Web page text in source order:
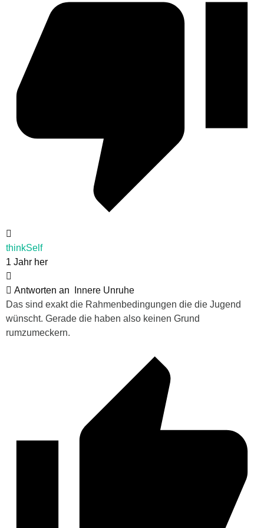
thinkSelf
1 Jahr her
Antworten an
Innere Unruhe
Das sind exakt die Rahmenbedingungen die die Jugend
wünscht. Gerade die haben also keinen Grund
rumzumeckern.